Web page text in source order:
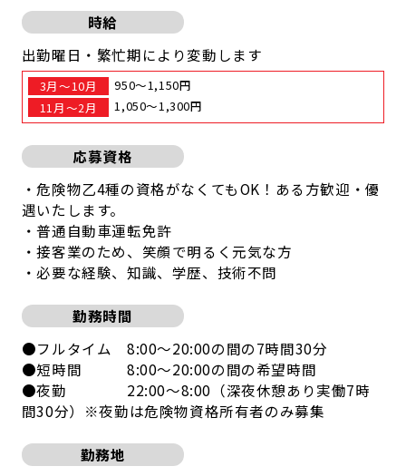
時給
出勤曜日・繁忙期により変動します
3月～10月
950～1,150円
11月～2月
1,050～1,300円
応募資格
・危険物乙4種の資格がなくてもOK！ある方歓迎・優
遇いたします。
・普通自動車運転免許
・接客業のため、笑顔で明るく元気な方
・必要な経験、知識、学歴、技術不問
勤務時間
●フルタイム 8:00～20:00の間の7時間30分
●短時間 8:00～20:00の間の希望時間
●夜勤 22:00～8:00（深夜休憩あり実働7時
間30分）※夜勤は危険物資格所有者のみ募集
勤務地